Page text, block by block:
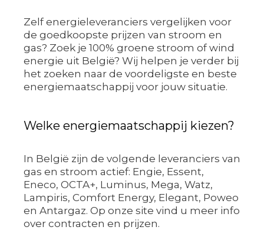
Zelf energieleveranciers vergelijken voor
de goedkoopste prijzen van stroom en
gas? Zoek je 100% groene stroom of wind
energie uit België? Wij helpen je verder bij
het zoeken naar de voordeligste en beste
energiemaatschappij voor jouw situatie.
Welke energiemaatschappij kiezen?
In België zijn de volgende leveranciers van
gas en stroom actief: Engie, Essent,
Eneco, OCTA+, Luminus, Mega, Watz,
Lampiris, Comfort Energy, Elegant, Poweo
en Antargaz. Op onze site vind u meer info
over contracten en prijzen.